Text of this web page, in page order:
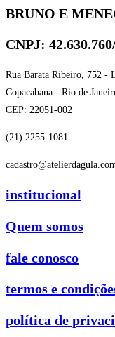
BRUNO E
CNPJ:
Rua Barata Ribeiro, 752 -
Copacabana - Rio de
CEP: 22051-002
(21) 2255-1081
institucional
Quem somos
fale conosco
termos e
política de